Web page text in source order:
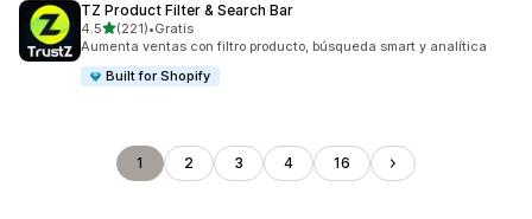
TZ Product Filter & Search Bar
4.5de 5 estrellas
(221)
221 reseñas en total
•Gratis
Aumenta ventas con filtro producto, búsqueda smart y analítica
Built for Shopify
1 2 3 4 16